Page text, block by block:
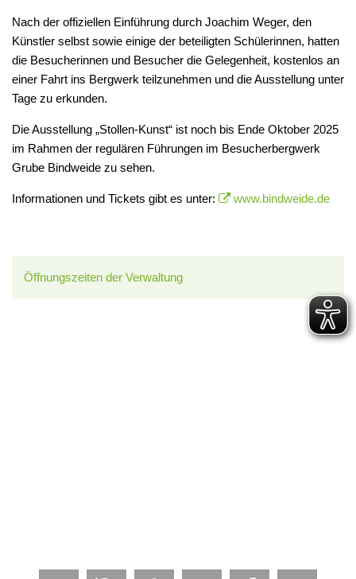
Nach der offiziellen Einführung durch Joachim Weger, den
Künstler selbst sowie einige der beteiligten Schülerinnen, hatten
die Besucherinnen und Besucher die Gelegenheit, kostenlos an
einer Fahrt ins Bergwerk teilzunehmen und die Ausstellung unter
Tage zu erkunden.
Die Ausstellung „Stollen-Kunst“ ist noch bis Ende Oktober 2025
im Rahmen der regulären Führungen im Besucherbergwerk
Grube Bindweide zu sehen.
Informationen und Tickets gibt es unter: www.bindweide.de
Öffnungszeiten der Verwaltung